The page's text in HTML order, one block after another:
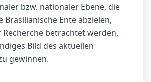
bzw. nationaler Ebene, die
Brasilianische Ente abzielen,
Recherche betrachtet werden,
Bild des aktuellen
gewinnen.